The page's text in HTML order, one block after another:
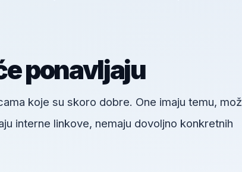
ponavljaju
koje su skoro dobre. One imaju temu,
interne linkove, nemaju dovoljno konkretnih